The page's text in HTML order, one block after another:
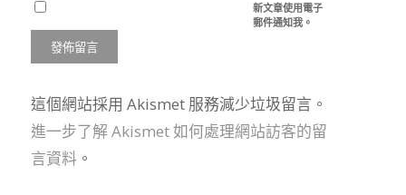
新文章使用電子
郵件通知我。
這個網站採用 Akismet 服務減少垃圾留言。
進一步了解 Akismet 如何處理網站訪客的留
言資料。